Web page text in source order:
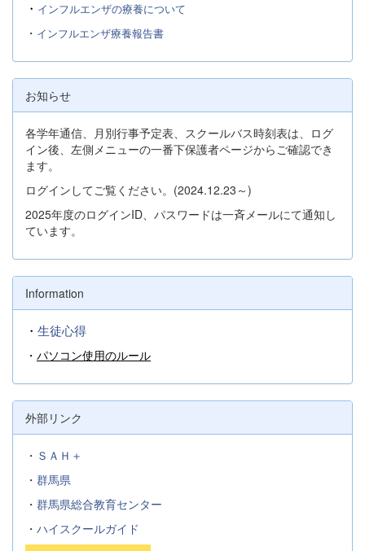
・ インフルエンザの療養について
・ インフルエンザ療養報告書
お知らせ
各学年通信、月別行事予定表、スクールバス時刻表は、ログ
イン後、左側メニューの一番下保護者ページからご確認でき
ます。
ログインしてご覧ください。(2024.12.23～)
2025年度のログインID、パスワードは一斉メールにて通知し
ています。
Information
・ 生徒心得
・ パソコン使用のルール
外部リンク
・ ＳＡＨ＋
・ 群馬県
・ 群馬県総合教育センター
・ ハイスクールガイド